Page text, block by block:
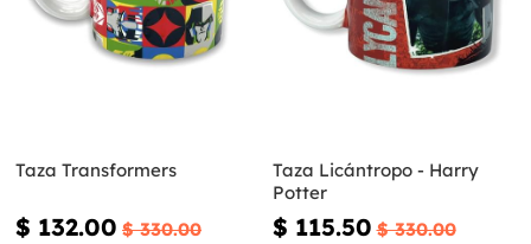
Taza Transformers
$ 132.00 $ 330.00
Taza Licántropo - Harry
Potter
$ 115.50 $ 330.00